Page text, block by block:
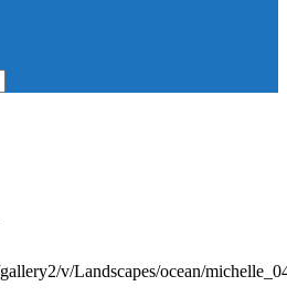
v/Landscapes/ocean/